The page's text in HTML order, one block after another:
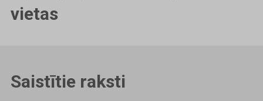
vietas
Saistītie raksti